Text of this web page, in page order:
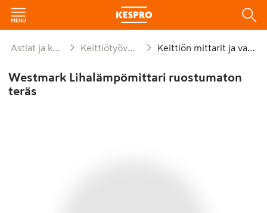
Astiat ja kattaus Keittiötyövälineet Keittiön mittarit ja vaa'at
Westmark Lihalämpömittari ruostumaton
teräs